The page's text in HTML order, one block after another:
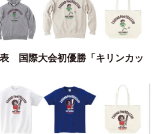
国際大会初優勝「キリンカッ